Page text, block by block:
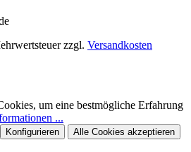
zzgl. Versandkosten
um eine bestmögliche Erfahrung
...
Konfigurieren Alle Cookies akzeptieren